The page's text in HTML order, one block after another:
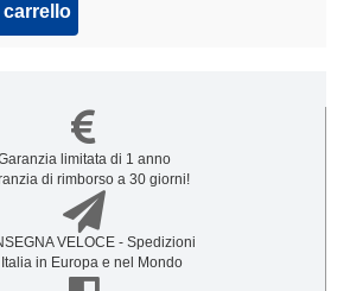
limitata di 1 anno
di rimborso a 30 giorni!
VELOCE - Spedizioni
in Europa e nel Mondo